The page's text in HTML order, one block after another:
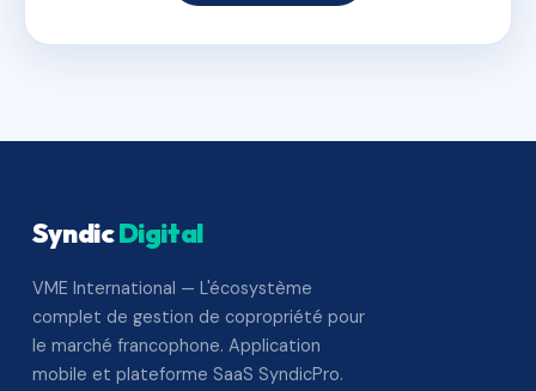
SyndicDigital
VME International — L'écosystème
complet de gestion de copropriété pour
le marché francophone. Application
mobile et plateforme SaaS SyndicPro.